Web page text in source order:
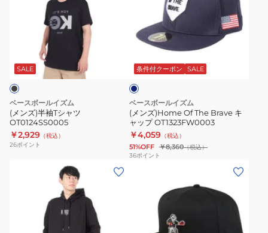
ッ
OT1323FW0001
ャ
ツ
OT0124SS0005
SALE
ベースボールイズム
(メンズ)半袖Tシャツ
OT0124SS0005
￥2,929 （税込）
26ポイント
Brave
ャ
ッ
プ
OT1323FW0003
条件付クーポン SALE
ネ
イ
ビ
ー
ベースボールイズム
(メンズ)Home Of The Brave キ
ャップ OT1323FW0003
￥4,059 （税込）
51%OFF ￥8,360（税込）
36ポイント